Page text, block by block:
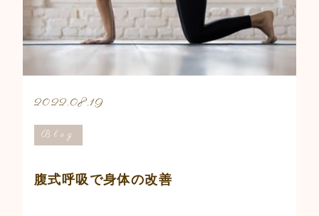
2022.08.19
Blog
腹式呼吸で身体の改善